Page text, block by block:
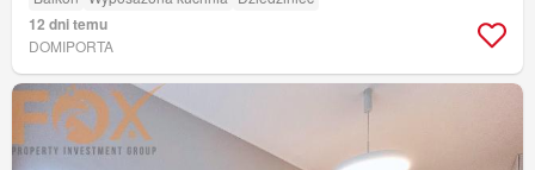
12 dni temu
DOMIPORTA